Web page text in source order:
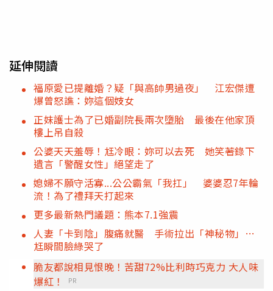
延伸閱讀
福原愛已提離婚？疑「與高帥男過夜」 江宏傑遭
爆曾怒譙：妳這個妓女
正妹護士為了已婚副院長兩次墮胎 最後在他家頂
樓上吊自殺
公婆天天羞辱！尪冷眼：妳可以去死 她笑著錄下
遺言「警醒女性」絕望走了
媳婦不願守活寡...公公霸氣「我扛」 婆婆忍7年輪
流！為了禮拜天打起來
更多最新熱門議題：熊本7.1強震
人妻「卡到陰」腹痛就醫 手術拉出「神秘物」…
尪瞬間臉綠哭了
脆友都說相見恨晚！苦甜72%比利時巧克力 大人味
爆紅！
PR